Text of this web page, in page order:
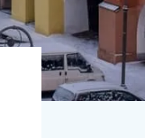
11
12
16 17 18
19
24 25
26